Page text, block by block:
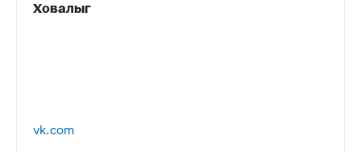
Ховалыг
vk.com